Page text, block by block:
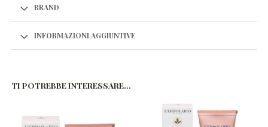
BRAND
INFORMAZIONI AGGIUNTIVE
TI POTREBBE INTERESSARE…